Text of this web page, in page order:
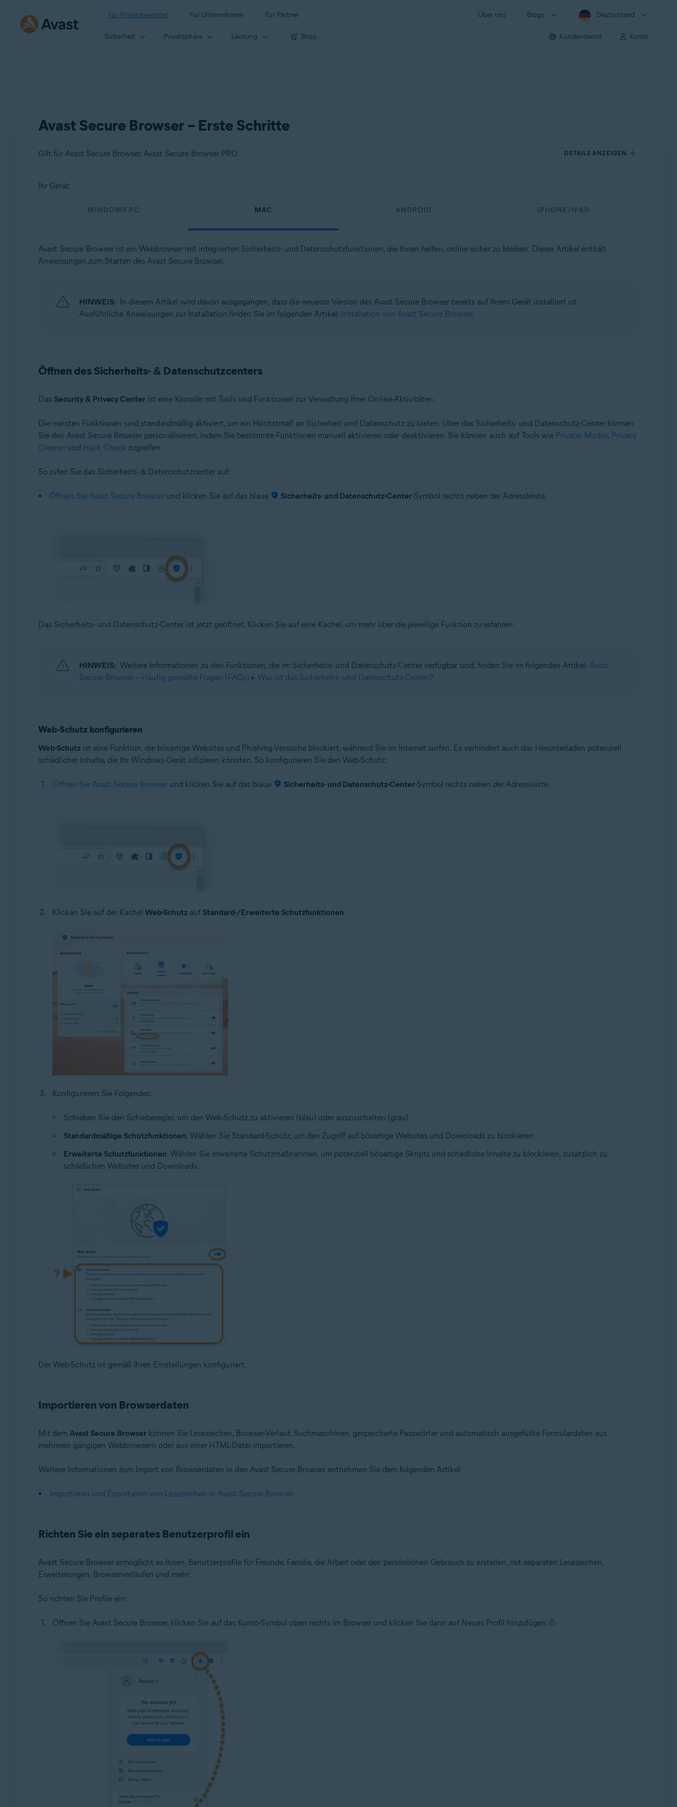
Für Privatanwender Für Unternehmen Für Partner Über uns Blogs Deutschland
Sicherheit Privatsphäre Leistung Shop Kundendienst Konto
Avast Secure Browser – Erste Schritte
Gilt für Avast Secure Browser, Avast Secure Browser PRO DETAILS ANZEIGEN
Avast Secure Browser
Betriebssysteme:
Windows, macOS, Android und iOS
Ihr Gerät:
WINDOWS PC MAC ANDROID IPHONE/IPAD
Avast Secure Browser ist ein Webbrowser mit integrierten Sicherheits- und Datenschutzfunktionen, die Ihnen helfen, online sicher zu bleiben.Dieser Artikel enthält
Anweisungen zum Starten des Avast Secure Browser.
HINWEIS: In diesem Artikel wird davon ausgegangen, dass die neueste Version des Avast Secure Browser bereits auf Ihrem Gerät installiert ist.
Ausführliche Anweisungen zur Installation finden Sie im folgenden Artikel: Installation von Avast Secure Browser.
Öffnen des Sicherheits- & Datenschutzcenters
Das Security & Privacy Center ist eine Konsole mit Tools und Funktionen zur Verwaltung Ihrer Online-Aktivitäten.
Die meisten Funktionen sind standardmäßig aktiviert, um ein Höchstmaß an Sicherheit und Datenschutz zu bieten. Über das Sicherheits- und Datenschutz-Center können
Sie den Avast Secure Browser personalisieren, indem Sie bestimmte Funktionen manuell aktivieren oder deaktivieren. Sie können auch auf Tools wie Privater Modus, Privacy
Cleanerund Hack Check zugreifen.
So rufen Sie das Sicherheits- & Datenschutzcenter auf:
Öffnen Sie Avast Secure Browserund klicken Sie auf das blaue Sicherheits- und Datenschutz-Center-Symbol rechts neben der Adressleiste.
Das Sicherheits- und Datenschutz-Center ist jetzt geöffnet. Klicken Sie auf eine Kachel, um mehr über die jeweilige Funktion zu erfahren.
HINWEIS: Weitere Informationen zu den Funktionen, die im Sicherheits- und Datenschutz-Center verfügbar sind, finden Sie im folgenden Artikel: Avast
Secure Browser – Häufig gestellte Fragen (FAQs) ▸ Was ist das Sicherheits- und Datenschutz-Center?
Web-Schutz konfigurieren
Web-Schutzist eine Funktion, die bösartige Websites und Phishing-Versuche blockiert, während Sie im Internet surfen. Es verhindert auch das Herunterladen potenziell
schädlicher Inhalte, die Ihr Windows-Gerät infizieren könnten. So konfigurieren Sie den Web-Schutz:
Öffnen Sie Avast Secure Browserund klicken Sie auf das blaue Sicherheits- und Datenschutz-Center-Symbol rechts neben der Adressleiste.
Klicken Sie auf der Kachel Web-Schutzauf Standard-/Erweiterte Schutzfunktionen.
Konfigurieren Sie Folgendes:
Schieben Sie den Schieberegler, um den Web-Schutz zu aktivieren (blau) oder auszuschalten (grau).
Standardmäßige Schutzfunktionen: Wählen Sie Standard-Schutz, um den Zugriff auf bösartige Websites und Downloads zu blockieren.
Erweiterte Schutzfunktionen: Wählen Sie erweiterte Schutzmaßnahmen, um potenziell bösartige Skripts und schädliche Inhalte zu blockieren, zusätzlich zu
schädlichen Websites und Downloads.
Der Web-Schutz ist gemäß Ihren Einstellungen konfiguriert.
Importieren von Browserdaten
Mit dem Avast Secure Browser können Sie Lesezeichen, Browser-Verlauf, Suchmaschinen, gespeicherte Passwörter und automatisch ausgefüllte Formulardaten aus
mehreren gängigen Webbrowsern oder aus einer HTML-Datei importieren.
Weitere Informationen zum Import von Browserdaten in den Avast Secure Browser entnehmen Sie dem folgenden Artikel:
Importieren und Exportieren von Lesezeichen in Avast Secure Browser
Richten Sie ein separates Benutzerprofil ein
Avast Secure Browser ermöglicht es Ihnen, Benutzerprofile für Freunde, Familie, die Arbeit oder den persönlichen Gebrauch zu erstellen, mit separaten Lesezeichen,
Erweiterungen, Browserverläufen und mehr.
So richten Sie Profile ein:
Öffnen Sie Avast Secure Browser, klicken Sie auf das Konto-Symbol oben rechts im Browser und klicken Sie dann auf Neues Profil hinzufügen.